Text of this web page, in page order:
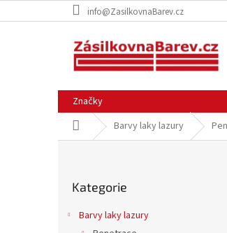
na
info@ZasilkovnaBarev.cz
Značky
Domů Barvy laky lazury
kategorie
Kategorie
Barvy laky lazury